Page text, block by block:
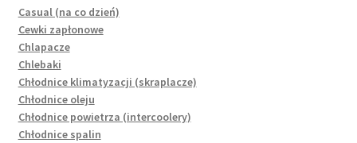
Casual (na co dzień)
Cewki zapłonowe
Chlapacze
Chlebaki
Chłodnice klimatyzacji (skraplacze)
Chłodnice oleju
Chłodnice powietrza (intercoolery)
Chłodnice spalin